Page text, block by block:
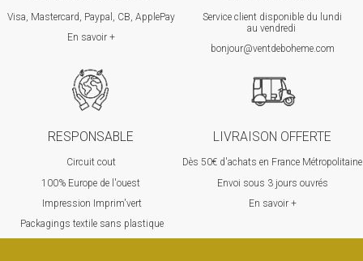
Visa, Mastercard, Paypal, CB, ApplePay
En savoir +
Service client disponible du lundi
au vendredi
bonjour@ventdeboheme.com
RESPONSABLE
Circuit cout
100% Europe de l'ouest
Impression Imprim'vert
Packagings textile sans plastique
LIVRAISON OFFERTE
Dès 50€ d'achats en France Métropolitaine
Envoi sous 3 jours ouvrés
En savoir +